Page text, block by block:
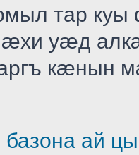
тар
уæд
кæнын
базона ай